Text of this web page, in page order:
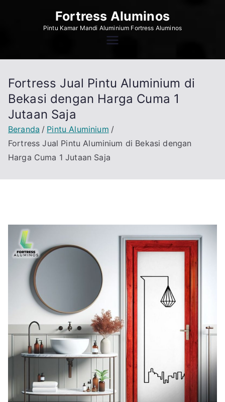
Fortress Aluminos
Pintu Kamar Mandi Aluminium Fortress Aluminos
Fortress Jual Pintu Aluminium di
Bekasi dengan Harga Cuma 1
Jutaan Saja
Beranda
Pintu Aluminium
Fortress Jual Pintu Aluminium di Bekasi dengan
Harga Cuma 1 Jutaan Saja